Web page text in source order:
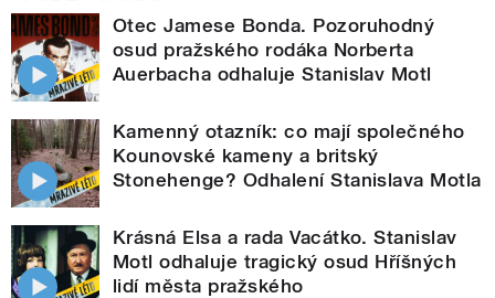
Otec Jamese Bonda. Pozoruhodný
osud pražského rodáka Norberta
Auerbacha odhaluje Stanislav Motl
Kamenný otazník: co mají společného
Kounovské kameny a britský
Stonehenge? Odhalení Stanislava Motla
Krásná Elsa a rada Vacátko. Stanislav
Motl odhaluje tragický osud Hříšných
lidí města pražského